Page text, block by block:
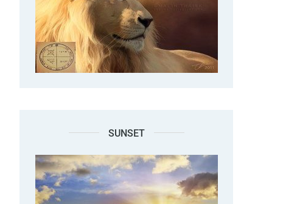
SUNSET